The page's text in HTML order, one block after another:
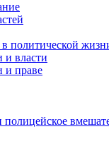
политической
и власти
и праве